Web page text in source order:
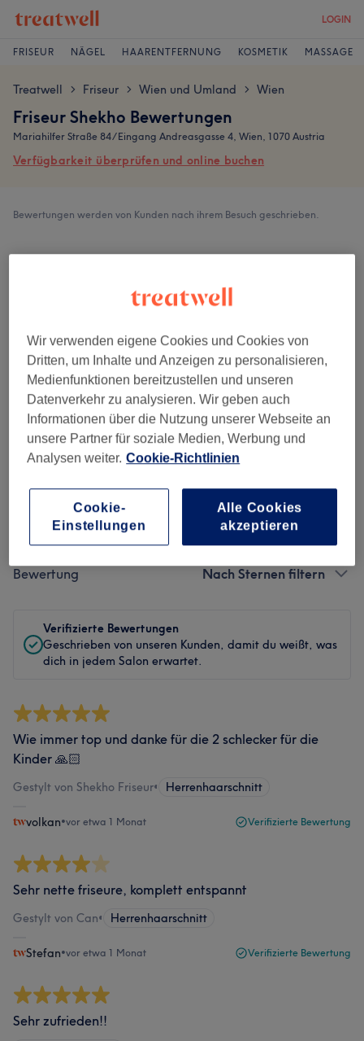
LOGIN
FRISEUR NÄGEL HAARENTFERNUNG KOSMETIK MASSAGE
Treatwell > Friseur > Wien und Umland > Wien
Friseur Shekho Bewertungen
Mariahilfer Straße 84 / Eingang Andreasgasse 4, Wien, 1070 Austria
Verfügbarkeit überprüfen und online buchen
Bewertungen werden von Kunden nach ihrem Besuch geschrieben.
4,8
Sauberkeit
Service
Behandlung Alle Bewertungen
Bewertung Nach Sternen filtern
Verifizierte Bewertungen
Geschrieben von unseren Kunden, damit du weißt, was
dich in jedem Salon erwartet.
Wie immer top und danke für die 2 schlecker für die
Kinder 🙏🏻
Gestylt von Shekho Friseur• Herrenhaarschnitt
volkan•vor etwa 1 Monat Verifizierte Bewertung
Sehr nette friseure, komplett entspannt
Gestylt von Can• Herrenhaarschnitt
Stefan•vor etwa 1 Monat Verifizierte Bewertung
Sehr zufrieden!!
Wir verwenden eigene Cookies und Cookies von
Dritten, um Inhalte und Anzeigen zu personalisieren,
Medienfunktionen bereitzustellen und unseren
Datenverkehr zu analysieren. Wir geben auch
Informationen über die Nutzung unserer Webseite an
unsere Partner für soziale Medien, Werbung und
Analysen weiter. Cookie-Richtlinien
Alle Cookies
akzeptieren
Cookie-
Einstellungen